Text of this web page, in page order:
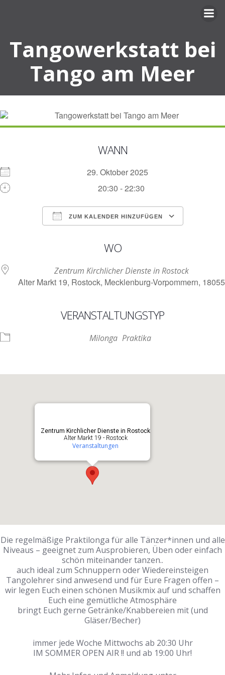
Tangowerkstatt bei
Tango am Meer
WANN
29. Oktober 2025
20:30 - 22:30
ZUM KALENDER HINZUFÜGEN
WO
Zentrum Kirchlicher Dienste in Rostock
Alter Markt 19, Rostock, Mecklenburg-Vorpommern, 18055
VERANSTALTUNGSTYP
Milonga Praktika
Zentrum Kirchlicher Dienste in Rostock
Alter Markt 19 - Rostock
Veranstaltungen
Die regelmäßige Praktilonga für alle Tänzer*innen und alle
Niveaus – geeignet zum Ausprobieren, Üben oder einfach
schön miteinander tanzen..
auch ideal zum Schnuppern oder Wiedereinsteigen
Tangolehrer sind anwesend und für Eure Fragen offen –
wir legen Euch einen schönen Musikmix auf und schaffen
Euch eine gemütliche Atmosphäre
bringt Euch gerne Getränke/Knabbereien mit (und
Gläser/Becher)
immer jede Woche Mittwochs ab 20:30 Uhr
IM SOMMER OPEN AIR !! und ab 19:00 Uhr!